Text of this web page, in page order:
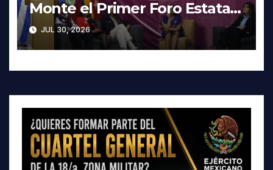
Monte el Primer Foro Estatal
contra la Trata de Personas
JUL 30, 2026